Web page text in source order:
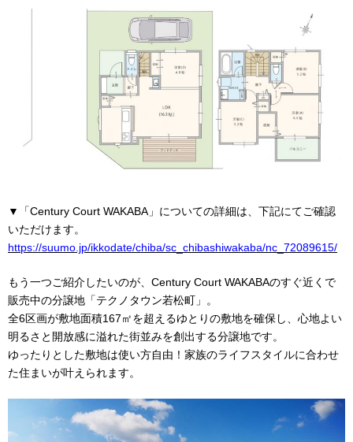
▼「Century Court WAKABA」についての詳細は、下記にてご確認
いただけます。
https://suumo.jp/ikkodate/chiba/sc_chibashiwakaba/nc_72089615/
もう一つご紹介したいのが、Century Court WAKABAのすぐ近くで
販売中の分譲地「テクノタウン若松町」。
全6区画が敷地面積167㎡を超えるゆとりの敷地を確保し、心地よい
明るさと開放感に溢れた街並みを創出する分譲地です。
ゆったりとした敷地は使い方自由！家族のライフスタイルに合わせ
た住まいが叶えられます。